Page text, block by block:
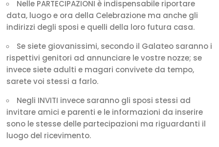
Nelle PARTECIPAZIONI è indispensabile riportare
data, luogo e ora della Celebrazione ma anche gli
indirizzi degli sposi e quelli della loro futura casa.
Se siete giovanissimi, secondo il Galateo saranno i
rispettivi genitori ad annunciare le vostre nozze; se
invece siete adulti e magari convivete da tempo,
sarete voi stessi a farlo.
Negli INVITI invece saranno gli sposi stessi ad
invitare amici e parenti e le informazioni da inserire
sono le stesse delle partecipazioni ma riguardanti il
luogo del ricevimento.